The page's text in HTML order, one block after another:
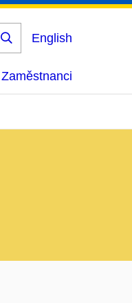
Vyhledat
English
Zaměstnanci